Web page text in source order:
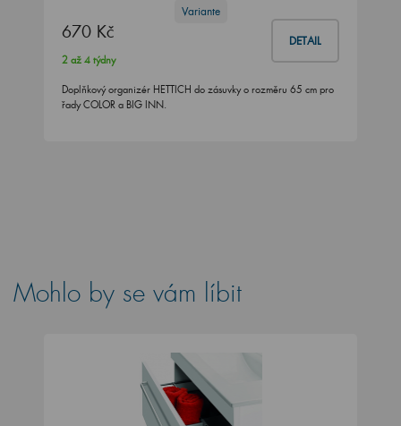
Variante
670 Kč DETAIL
2 až 4 týdny
Doplňkový organizér HETTICH do zásuvky o rozměru 65 cm pro
řady COLOR a BIG INN.
Mohlo by se vám líbit